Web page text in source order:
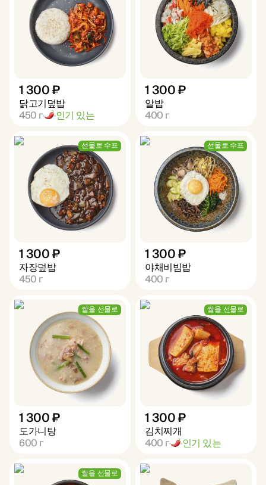
1 300 ₽
닭고기덮밥
450г 인기 있는
1 300 ₽
알밥
400г
선물로 수프
1 300 ₽
자장덮밥
450г
선물로 수프
1 300 ₽
야채비빔밥
400г
쌀을 선물로
1 300 ₽
도가니탕
600г
쌀을 선물로
1 300 ₽
김치찌개
400г 인기 있는
쌀을 선물로